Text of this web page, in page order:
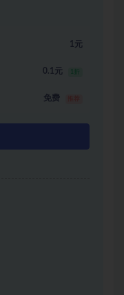
1元
0.1元 1折
免费